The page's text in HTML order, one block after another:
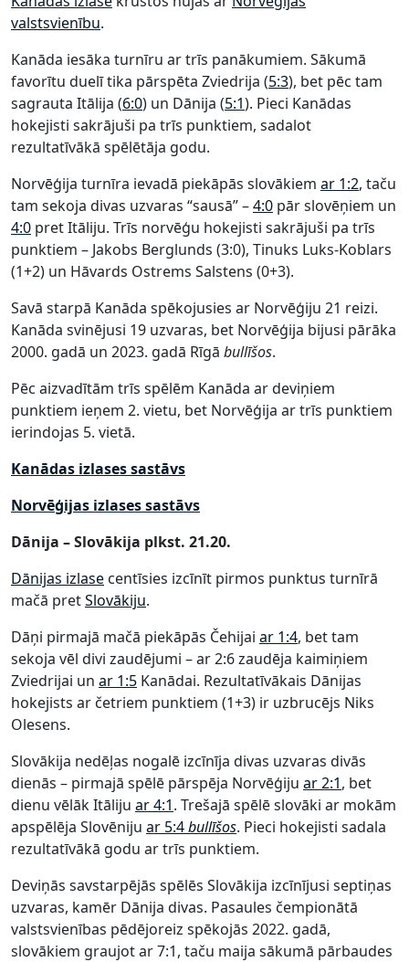
valstsvienību.
Kanāda iesāka turnīru ar trīs panākumiem. Sākumā
favorītu duelī tika pārspēta Zviedrija (5:3), bet pēc tam
sagrauta Itālija (6:0) un Dānija (5:1). Pieci Kanādas
hokejisti sakrājuši pa trīs punktiem, sadalot
rezultatīvākā spēlētāja godu.
Norvēģija turnīra ievadā piekāpās slovākiem ar 1:2, taču
tam sekoja divas uzvaras “sausā” –4:0 pār slovēņiem un
4:0 pret Itāliju. Trīs norvēģu hokejisti sakrājuši pa trīs
punktiem – Jakobs Berglunds (3:0), Tinuks Luks-Koblars
(1+2) un Hāvards Ostrems Salstens (0+3).
Savā starpā Kanāda spēkojusies ar Norvēģiju 21 reizi.
Kanāda svinējusi 19 uzvaras, bet Norvēģija bijusi pārāka
2000. gadā un 2023. gadā Rīgā bullīšos.
Pēc aizvadītām trīs spēlēm Kanāda ar deviņiem
punktiem ieņem 2. vietu, bet Norvēģija ar trīs punktiem
ierindojas 5. vietā.
Kanādas izlases sastāvs
Norvēģijas izlases sastāvs
Dānija – Slovākija plkst. 21.20.
Dānijas izlase centīsies izcīnīt pirmos punktus turnīrā
mačā pretSlovākiju.
Dāņi pirmajā mačā piekāpās Čehijai ar 1:4, bet tam
sekoja vēl divi zaudējumi – ar 2:6 zaudēja kaimiņiem
Zviedrijai un ar 1:5 Kanādai. Rezultatīvākais Dānijas
hokejists ar četriem punktiem (1+3) ir uzbrucējs Niks
Olesens.
Slovākija nedēļas nogalē izcīnīja divas uzvaras divās
dienās – pirmajā spēlē pārspēja Norvēģiju ar 2:1, bet
dienu vēlāk Itāliju ar 4:1. Trešajā spēlē slovāki ar mokām
apspēlēja Slovēniju ar 5:4bullīšos. Pieci hokejisti sadala
rezultatīvākā godu ar trīs punktiem.
Deviņās savstarpējās spēlēs Slovākija izcīnījusi septiņas
uzvaras, kamēr Dānija divas. Pasaules čempionātā
valstsvienības pēdējoreiz spēkojās 2022. gadā,
slovākiem graujot ar 7:1, taču maija sākumā pārbaudes